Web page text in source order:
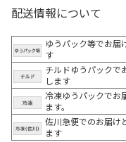
配送情報について
ゆうパック等でお届
す
チルドゆうパックで
します
冷凍ゆうパックでお
ます。
佐川急便でのお届け
ます